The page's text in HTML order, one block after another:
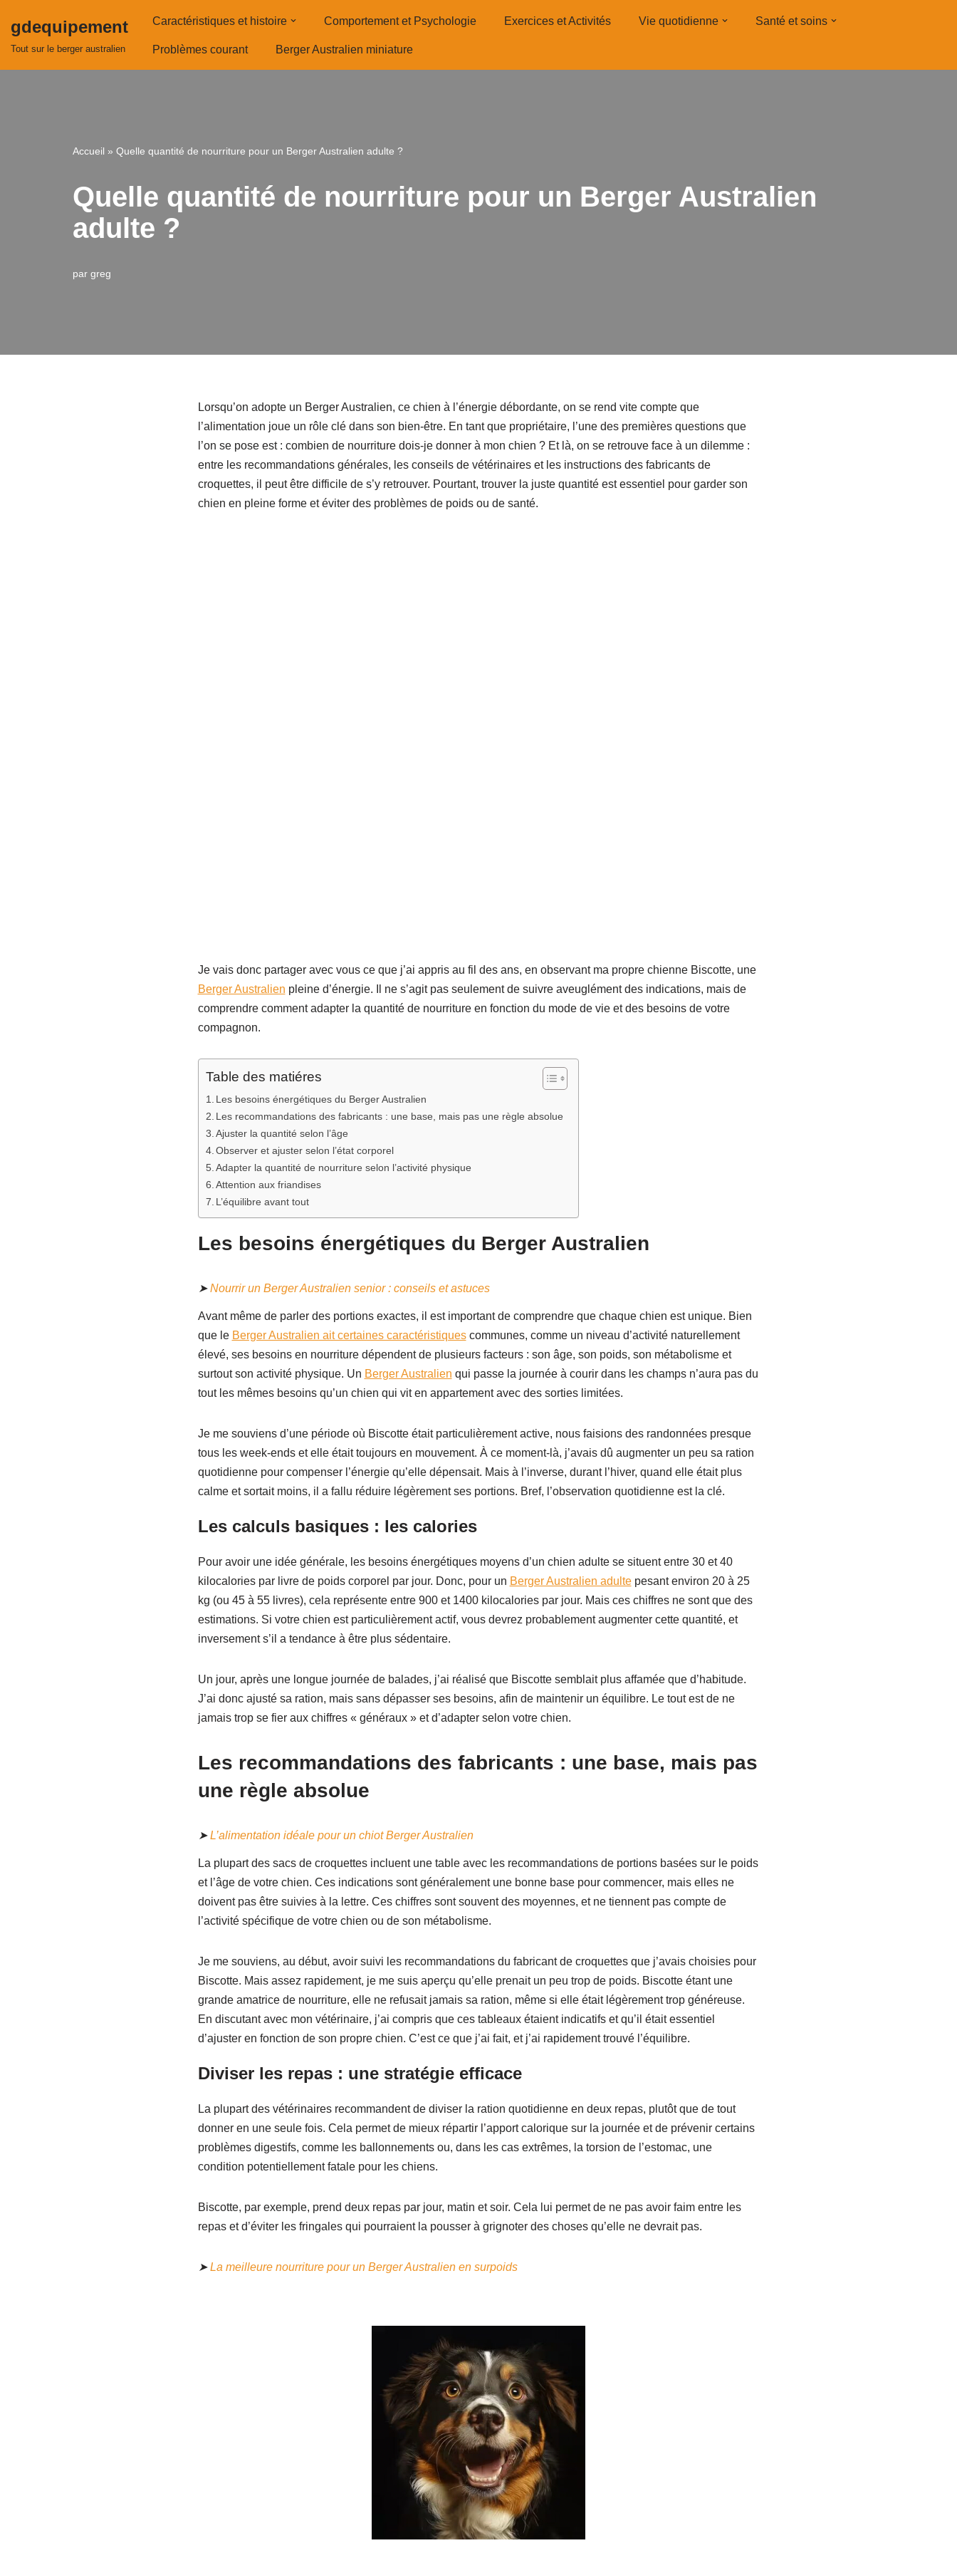
Aller
gdequipement
Tout sur le berger australien
Caractéristiques et histoire Comportement et Psychologie Exercices et Activités Vie quotidienne Santé et soins
Problèmes courant Berger Australien miniature
Accueil » Quelle quantité de nourriture pour un Berger Australien adulte ?
Quelle quantité de nourriture pour un Berger Australien
adulte ?
par greg
Lorsqu’on adopte un Berger Australien, ce chien à l’énergie débordante, on se rend vite compte que
l’alimentation joue un rôle clé dans son bien-être. En tant que propriétaire, l’une des premières questions que
l’on se pose est : combien de nourriture dois-je donner à mon chien ? Et là, on se retrouve face à un dilemme :
entre les recommandations générales, les conseils de vétérinaires et les instructions des fabricants de
croquettes, il peut être difficile de s’y retrouver. Pourtant, trouver la juste quantité est essentiel pour garder son
chien en pleine forme et éviter des problèmes de poids ou de santé.
Je vais donc partager avec vous ce que j’ai appris au fil des ans, en observant ma propre chienne Biscotte, une
Berger Australien pleine d’énergie. Il ne s’agit pas seulement de suivre aveuglément des indications, mais de
comprendre comment adapter la quantité de nourriture en fonction du mode de vie et des besoins de votre
compagnon.
Table des matiéres
Les besoins énergétiques du Berger Australien
Les recommandations des fabricants : une base, mais pas une règle absolue
Ajuster la quantité selon l’âge
Observer et ajuster selon l’état corporel
Adapter la quantité de nourriture selon l’activité physique
Attention aux friandises
L’équilibre avant tout
Les besoins énergétiques du Berger Australien
➤Nourrir un Berger Australien senior : conseils et astuces
Avant même de parler des portions exactes, il est important de comprendre que chaque chien est unique. Bien
que le Berger Australien ait certaines caractéristiquescommunes, comme un niveau d’activité naturellement
élevé, ses besoins en nourriture dépendent de plusieurs facteurs : son âge, son poids, son métabolisme et
surtout son activité physique. Un Berger Australien qui passe la journée à courir dans les champs n’aura pas du
tout les mêmes besoins qu’un chien qui vit en appartement avec des sorties limitées.
Je me souviens d’une période où Biscotte était particulièrement active, nous faisions des randonnées presque
tous les week-ends et elle était toujours en mouvement. À ce moment-là, j’avais dû augmenter un peu sa ration
quotidienne pour compenser l’énergie qu’elle dépensait. Mais à l’inverse, durant l’hiver, quand elle était plus
calme et sortait moins, il a fallu réduire légèrement ses portions. Bref, l’observation quotidienne est la clé.
Les calculs basiques : les calories
Pour avoir une idée générale, les besoins énergétiques moyens d’un chien adulte se situent entre 30 et 40
kilocalories par livre de poids corporel par jour. Donc, pour un Berger Australien adultepesant environ 20 à 25
kg (ou 45 à 55 livres), cela représente entre 900 et 1400 kilocalories par jour. Mais ces chiffres ne sont que des
estimations. Si votre chien est particulièrement actif, vous devrez probablement augmenter cette quantité, et
inversement s’il a tendance à être plus sédentaire.
Un jour, après une longue journée de balades, j’ai réalisé que Biscotte semblait plus affamée que d’habitude.
J’ai donc ajusté sa ration, mais sans dépasser ses besoins, afin de maintenir un équilibre. Le tout est de ne
jamais trop se fier aux chiffres « généraux » et d’adapter selon votre chien.
Les recommandations des fabricants : une base, mais pas
une règle absolue
➤L’alimentation idéale pour un chiot Berger Australien
La plupart des sacs de croquettes incluent une table avec les recommandations de portions basées sur le poids
et l’âge de votre chien. Ces indications sont généralement une bonne base pour commencer, mais elles ne
doivent pas être suivies à la lettre. Ces chiffres sont souvent des moyennes, et ne tiennent pas compte de
l’activité spécifique de votre chien ou de son métabolisme.
Je me souviens, au début, avoir suivi les recommandations du fabricant de croquettes que j’avais choisies pour
Biscotte. Mais assez rapidement, je me suis aperçu qu’elle prenait un peu trop de poids. Biscotte étant une
grande amatrice de nourriture, elle ne refusait jamais sa ration, même si elle était légèrement trop généreuse.
En discutant avec mon vétérinaire, j’ai compris que ces tableaux étaient indicatifs et qu’il était essentiel
d’ajuster en fonction de son propre chien. C’est ce que j’ai fait, et j’ai rapidement trouvé l’équilibre.
Diviser les repas : une stratégie efficace
La plupart des vétérinaires recommandent de diviser la ration quotidienne en deux repas, plutôt que de tout
donner en une seule fois. Cela permet de mieux répartir l’apport calorique sur la journée et de prévenir certains
problèmes digestifs, comme les ballonnements ou, dans les cas extrêmes, la torsion de l’estomac, une
condition potentiellement fatale pour les chiens.
Biscotte, par exemple, prend deux repas par jour, matin et soir. Cela lui permet de ne pas avoir faim entre les
repas et d’éviter les fringales qui pourraient la pousser à grignoter des choses qu’elle ne devrait pas.
➤La meilleure nourriture pour un Berger Australien en surpoids